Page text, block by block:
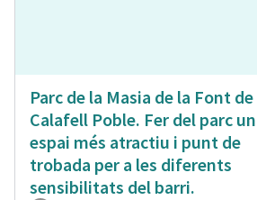
Parc de la Masia de la Font de
Calafell Poble. Fer del parc un
espai més atractiu i punt de
trobada per a les diferents
sensibilitats del barri.